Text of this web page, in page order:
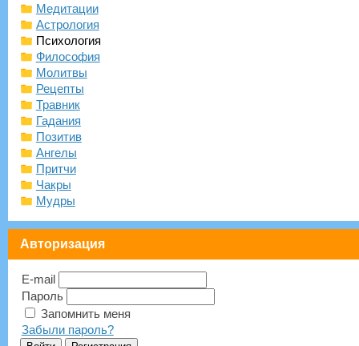
Медитации
Астрология
Психология
Философия
Молитвы
Рецепты
Травник
Гадания
Позитив
Ангелы
Притчи
Чакры
Мудры
Авторизация
E-mail
Пароль
Запомнить меня
Забыли пароль?